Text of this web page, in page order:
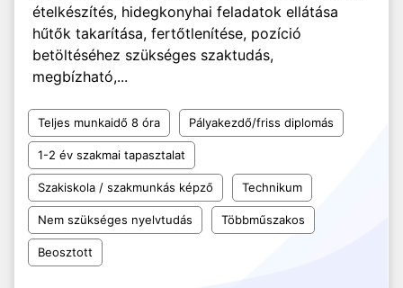
ételkészítés, hidegkonyhai feladatok ellátása
hűtők takarítása, fertőtlenítése, pozíció
betöltéséhez szükséges szaktudás,
megbízható,...
Teljes munkaidő 8 óra Pályakezdő/friss diplomás
1-2 év szakmai tapasztalat
Szakiskola / szakmunkás képző Technikum
Nem szükséges nyelvtudás Többműszakos
Beosztott